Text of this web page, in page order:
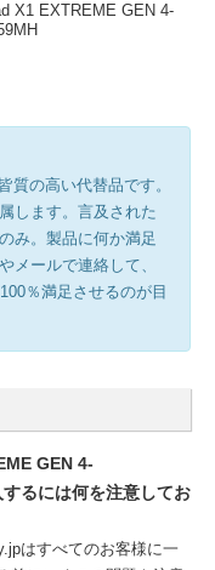
X1 EXTREME GEN 4-
質の高い代替品です。
します。言及された
み。製品に何か満足
メールで連絡して、
％満足させるのが目
GEN 4-
るには何を注意してお
はすべてのお客様に一